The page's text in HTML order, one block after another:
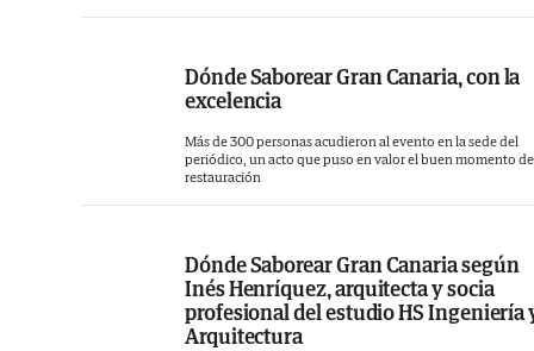
Dónde Saborear Gran Canaria, con la
excelencia
Más de 300 personas acudieron al evento en la sede del
periódico, un acto que puso en valor el buen momento
restauración
Dónde Saborear Gran Canaria según
Inés Henríquez, arquitecta y socia
profesional del estudio HS Ingeniería
Arquitectura